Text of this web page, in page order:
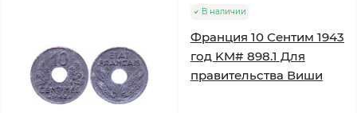
В наличии
Франция 10 Сентим 1943
год KM# 898.1 Для
правительства Виши